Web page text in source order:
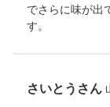
でさらに味が出
す。
さいとう